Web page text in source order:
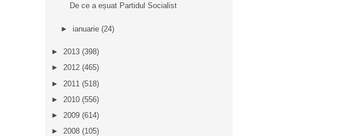
De ce a eșuat Partidul Socialist
► ianuarie (24)
► 2013 (398)
► 2012 (465)
► 2011 (518)
► 2010 (556)
► 2009 (614)
► 2008 (105)